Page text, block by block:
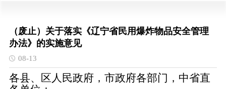
（废止）关于落实《辽宁省民用爆炸物品安全管理
办法》的实施意见
08-13
各县、区人民政府，市政府各部门，中省直